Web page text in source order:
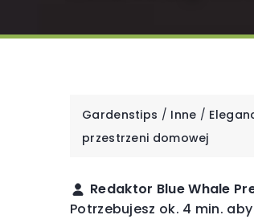
Gardenstips / Inne /
przestrzeni domowej
Redaktor Blue Whale
Potrzebujesz ok. 4 min.